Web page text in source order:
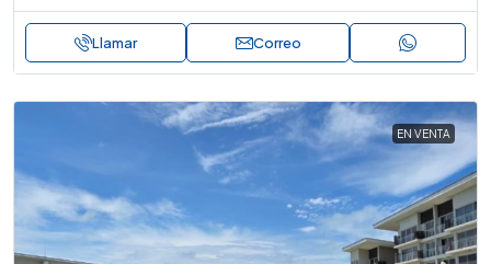
Llamar Correo
EN VENTA